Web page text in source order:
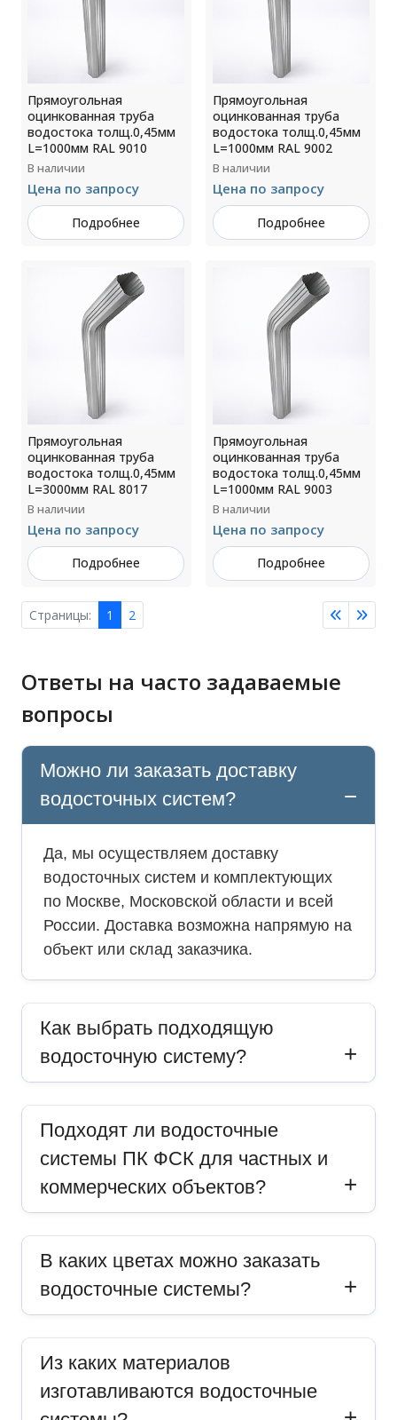
Прямоугольная
оцинкованная труба
водостока толщ.0,45мм
L=1000мм RAL 9010
В наличии
Цена по запросу
Подробнее
Прямоугольная
оцинкованная труба
водостока толщ.0,45мм
L=1000мм RAL 9002
В наличии
Цена по запросу
Подробнее
Прямоугольная
оцинкованная труба
водостока толщ.0,45мм
L=3000мм RAL 8017
В наличии
Цена по запросу
Подробнее
Прямоугольная
оцинкованная труба
водостока толщ.0,45мм
L=1000мм RAL 9003
В наличии
Цена по запросу
Подробнее
Страницы: 1 2
Ответы на часто задаваемые
вопросы
Можно ли заказать доставку
водосточных систем?
Да, мы осуществляем доставку
водосточных систем и комплектующих
по Москве, Московской области и всей
России. Доставка возможна напрямую на
объект или склад заказчика.
Как выбрать подходящую
водосточную систему?
Подходят ли водосточные
системы ПК ФСК для частных и
коммерческих объектов?
В каких цветах можно заказать
водосточные системы?
Из каких материалов
изготавливаются водосточные